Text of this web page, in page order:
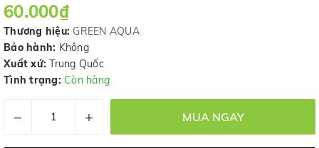
60.000₫
Thương hiệu: GREEN AQUA
Bảo hành: Không
Xuất xứ: Trung Quốc
Tình trạng: Còn hàng
– + MUA NGAY